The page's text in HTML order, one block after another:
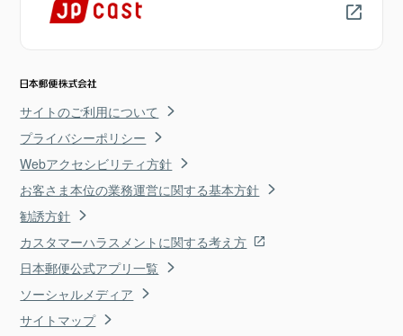
サイトのご利用について
プライバシーポリシー
Webアクセシビリティ方針
お客さま本位の業務運営に関する基本方針
勧誘方針
カスタマーハラスメントに関する考え方
日本郵便公式アプリ一覧
ソーシャルメディア
サイトマップ